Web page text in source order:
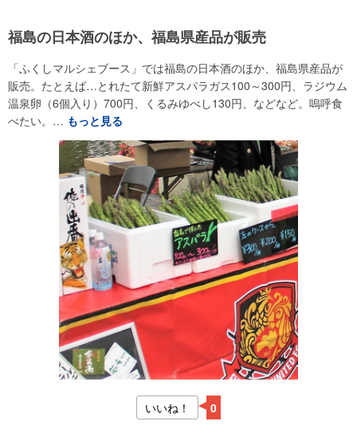
福島の日本酒のほか、福島県産品が販売
「ふくしマルシェブース」では福島の日本酒のほか、福島県産品が
販売。たとえば…とれたて新鮮アスパラガス100～300円、ラジウム
温泉卵（6個入り）700円、くるみゆべし130円、などなど。嗚呼食
べたい。… もっと見る
いいね！ 0